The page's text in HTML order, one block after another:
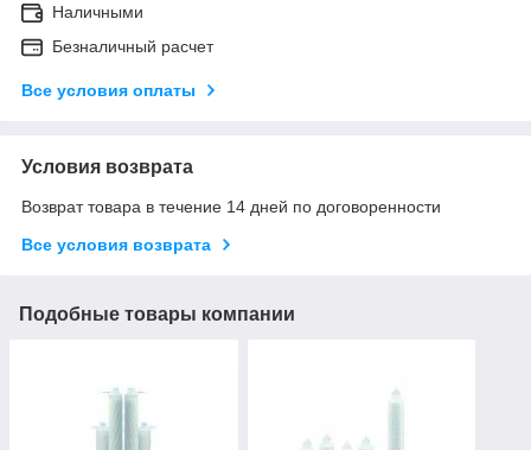
Наличными
Безналичный расчет
Все условия оплаты
Условия возврата
Возврат товара в течение 14 дней по договоренности
Все условия возврата
Подобные товары компании